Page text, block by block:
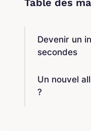
Devenir un
secondes
Un nouvel
?